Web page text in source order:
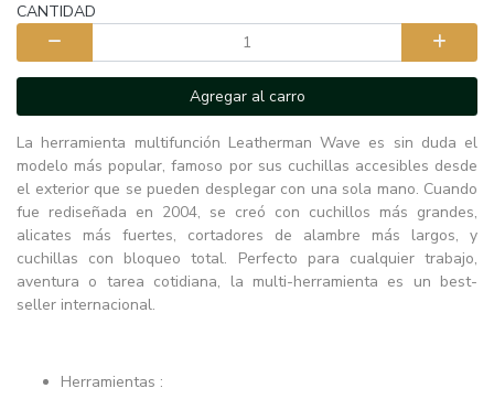
CANTIDAD
Agregar al carro
La herramienta multifunción Leatherman Wave es sin duda el
modelo más popular, famoso por sus cuchillas accesibles desde
el exterior que se pueden desplegar con una sola mano. Cuando
fue rediseñada en 2004, se creó con cuchillos más grandes,
alicates más fuertes, cortadores de alambre más largos, y
cuchillas con bloqueo total. Perfecto para cualquier trabajo,
aventura o tarea cotidiana, la multi-herramienta es un best-
seller internacional.
Herramientas :